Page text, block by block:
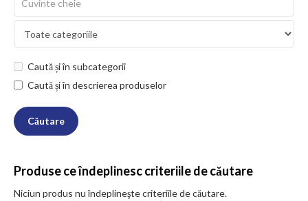
Caută și în subcategorii
Caută și în descrierea produselor
Produse ce îndeplinesc criteriile de căutare
Niciun produs nu îndeplineşte criteriile de căutare.